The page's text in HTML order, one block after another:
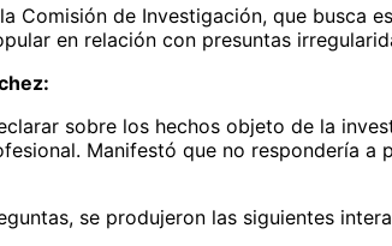
Comisión de Investigación, que busca
en relación con presuntas
sobre los hechos objeto de la
Manifestó que no respondería
se produjeron las siguientes